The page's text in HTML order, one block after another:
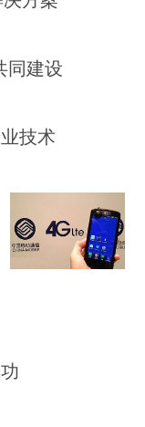
同建设
技术